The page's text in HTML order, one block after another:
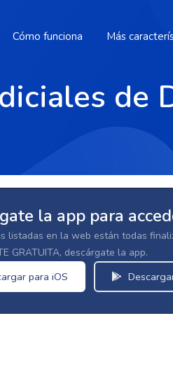
Cómo funciona Más
de
la app para
listadas en la web están todas
GRATUITA, descárgate la app.
para iOS